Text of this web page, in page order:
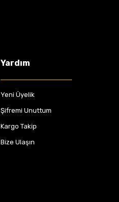
Yardım
Yeni Üyelik
Şifremi Unuttum
Kargo Takip
Bize Ulaşın